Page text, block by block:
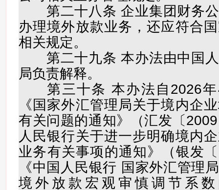
第二十八条 企业集团财务公
办理境外放款业务，还应符合
相关规定。
第二十九条 本办法由中国人
局负责解释。
第三十条 本办法自2026年
《国家外汇管理局关于境内企
有关问题的通知》（汇发〔
人民银行关于进一步明确境内
业务有关事项的通知》（银发
《中国人民银行 国家外汇管理
境外放款宏观审慎调节系